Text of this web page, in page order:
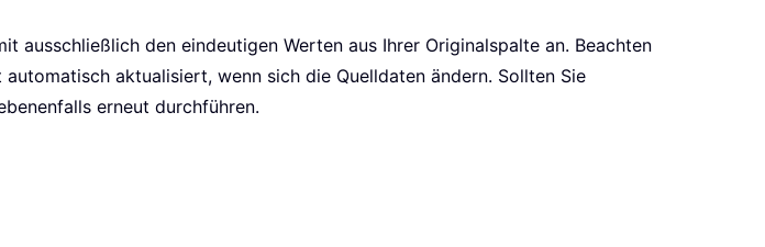
ausschließlich den eindeutigen Werten aus Ihrer Originalspalte an. Beachten
aktualisiert, wenn sich die Quelldaten ändern. Sollten Sie
erneut durchführen.